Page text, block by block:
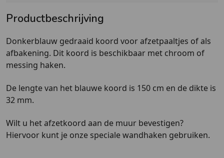
Productbeschrijving
Donkerblauw gedraaid koord voor afzetpaaltjes of als
afbakening. Dit koord is beschikbaar met chroom of
messing haken.
De lengte van het blauwe koord is 150 cm en de dikte is
32 mm.
Wilt u het afzetkoord aan de muur bevestigen?
Hiervoor kunt je onze speciale wandhaken gebruiken.